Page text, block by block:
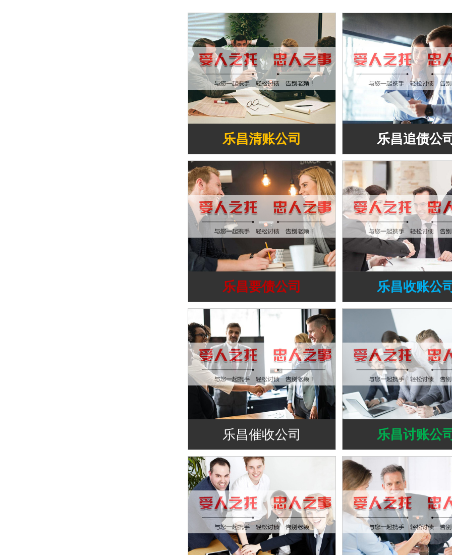
乐昌清账公司 乐昌追债公
乐昌要债公司 乐昌收账公
乐昌催收公司 乐昌讨账公